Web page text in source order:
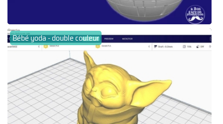
Bébé yoda - double couleur